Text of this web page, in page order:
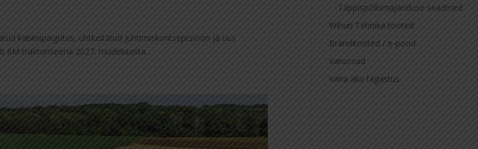
kabiinipaigutus, ühtlustatud juhtimiskontseptsioon ja uus
6M traktoriseeria 2027. mudeliaasta...
Täppispõllumajanduse seadmed
Wihuri Tehnika tooted
Bränditooted / e-pood
Varuosad
Vana aku tagastus